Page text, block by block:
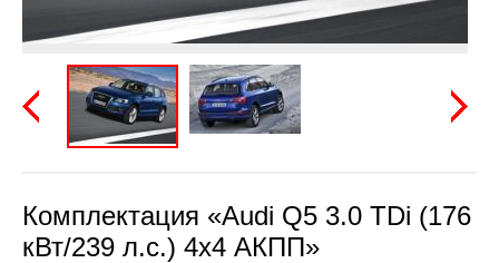
Комплектация «Audi Q5 3.0 TDi (176
кВт/239 л.с.) 4x4 АКПП»